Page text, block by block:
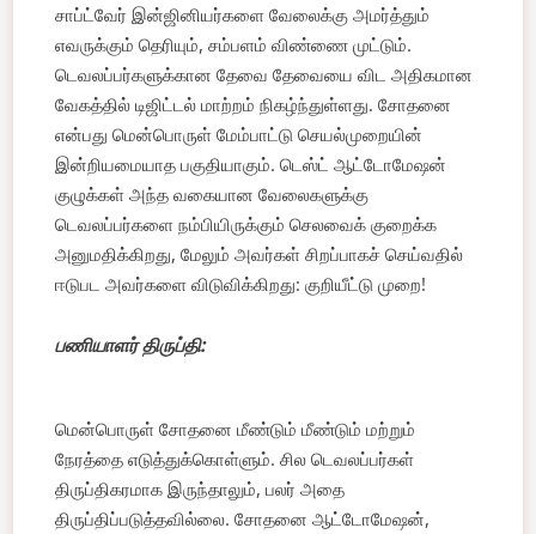
சாப்ட்வேர் இன்ஜினியர்களை வேலைக்கு அமர்த்தும்
எவருக்கும் தெரியும், சம்பளம் விண்ணை முட்டும்.
டெவலப்பர்களுக்கான தேவை தேவையை விட அதிகமான
வேகத்தில் டிஜிட்டல் மாற்றம் நிகழ்ந்துள்ளது. சோதனை
என்பது மென்பொருள் மேம்பாட்டு செயல்முறையின்
இன்றியமையாத பகுதியாகும். டெஸ்ட் ஆட்டோமேஷன்
குழுக்கள் அந்த வகையான வேலைகளுக்கு
டெவலப்பர்களை நம்பியிருக்கும் செலவைக் குறைக்க
அனுமதிக்கிறது, மேலும் அவர்கள் சிறப்பாகச் செய்வதில்
ஈடுபட அவர்களை விடுவிக்கிறது: குறியீட்டு முறை!
பணியாளர் திருப்தி:
மென்பொருள் சோதனை மீண்டும் மீண்டும் மற்றும்
நேரத்தை எடுத்துக்கொள்ளும். சில டெவலப்பர்கள்
திருப்திகரமாக இருந்தாலும், பலர் அதை
திருப்திப்படுத்தவில்லை. சோதனை ஆட்டோமேஷன்,